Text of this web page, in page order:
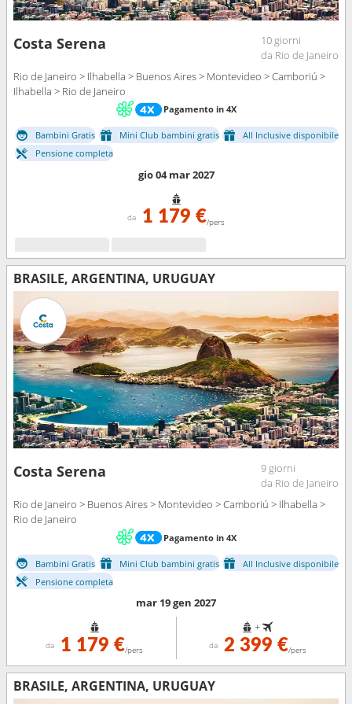
Costa Serena
10 giorni
da Rio de Janeiro
Rio de Janeiro > Ilhabella > Buenos Aires > Montevideo > Camboriú >
Ilhabella > Rio de Janeiro
Pagamento in 4X
Bambini Gratis Mini Club bambini gratis
All Inclusive disponibile
Pensione completa
gio 04 mar 2027
da 1 179 €/pers
BRASILE, ARGENTINA, URUGUAY
Costa Serena
9 giorni
da Rio de Janeiro
Rio de Janeiro > Buenos Aires > Montevideo > Camboriú > Ilhabella >
Rio de Janeiro
Pagamento in 4X
Bambini Gratis Mini Club bambini gratis
All Inclusive disponibile
Pensione completa
mar 19 gen 2027
da 1 179 €/pers
+
da 2 399 €/pers
BRASILE, ARGENTINA, URUGUAY